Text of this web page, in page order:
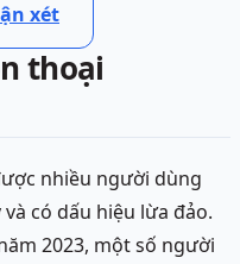
xét
thoại
nhiều người dùng
có dấu hiệu lừa đảo.
2023, một số người